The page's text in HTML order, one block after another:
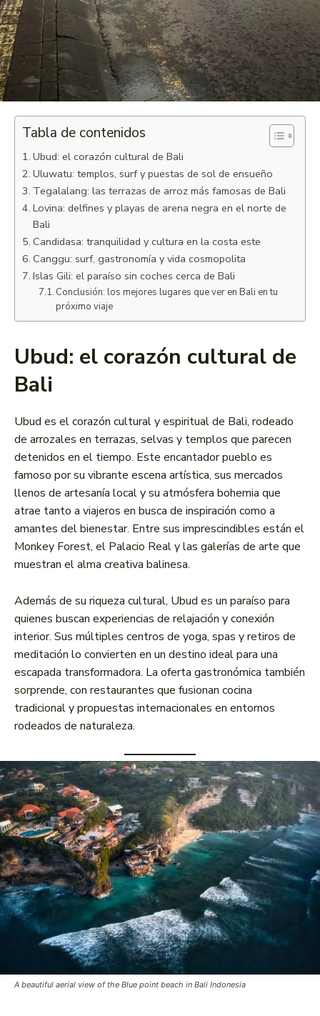
Tabla de contenidos
Ubud: el corazón cultural de Bali
Uluwatu: templos, surf y puestas de sol de ensueño
Tegalalang: las terrazas de arroz más famosas de Bali
Lovina: delfines y playas de arena negra en el norte de
Bali
Candidasa: tranquilidad y cultura en la costa este
Canggu: surf, gastronomía y vida cosmopolita
Islas Gili: el paraíso sin coches cerca de Bali
Conclusión: los mejores lugares que ver en Bali en tu
próximo viaje
Ubud: el corazón cultural de
Bali
Ubud es el corazón cultural y espiritual de Bali, rodeado
de arrozales en terrazas, selvas y templos que parecen
detenidos en el tiempo. Este encantador pueblo es
famoso por su vibrante escena artística, sus mercados
llenos de artesanía local y su atmósfera bohemia que
atrae tanto a viajeros en busca de inspiración como a
amantes del bienestar. Entre sus imprescindibles están el
Monkey Forest, el Palacio Real y las galerías de arte que
muestran el alma creativa balinesa.
Además de su riqueza cultural, Ubud es un paraíso para
quienes buscan experiencias de relajación y conexión
interior. Sus múltiples centros de yoga, spas y retiros de
meditación lo convierten en un destino ideal para una
escapada transformadora. La oferta gastronómica también
sorprende, con restaurantes que fusionan cocina
tradicional y propuestas internacionales en entornos
rodeados de naturaleza.
A beautiful aerial view of the Blue point beach in Bali Indonesia